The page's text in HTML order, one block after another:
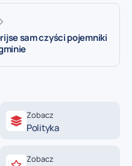
sam czyści pojemniki
Zobacz
Polityka
Zobacz